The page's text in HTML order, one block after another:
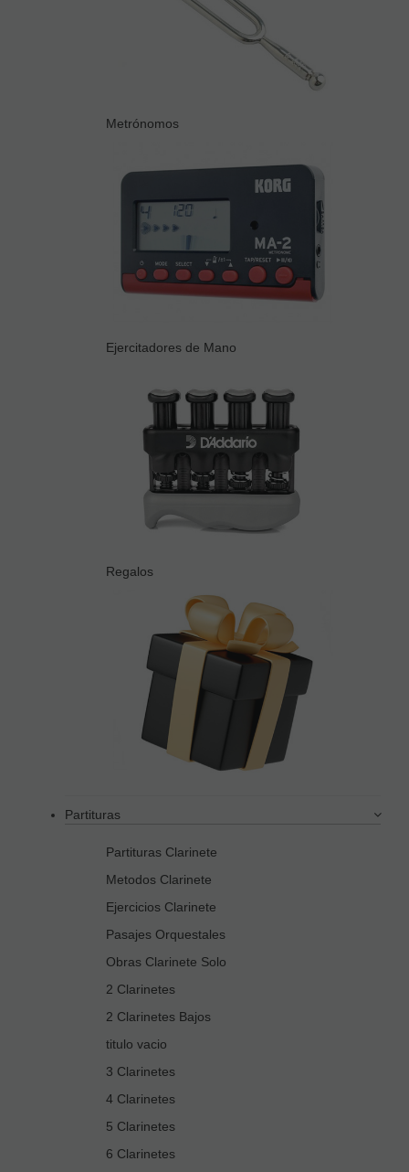
Metrónomos
Ejercitadores de Mano
Regalos
Partituras
Partituras Clarinete
Metodos Clarinete
Ejercicios Clarinete
Pasajes Orquestales
Obras Clarinete Solo
2 Clarinetes
2 Clarinetes Bajos
titulo vacio
3 Clarinetes
4 Clarinetes
5 Clarinetes
6 Clarinetes